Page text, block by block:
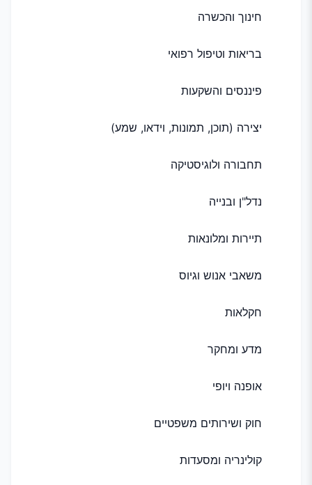
חינוך והכשרה
בריאות וטיפול רפואי
פיננסים והשקעות
יצירה (תוכן, תמונות, וידאו, שמע)
תחבורה ולוגיסטיקה
נדל"ן ובנייה
תיירות ומלונאות
משאבי אנוש וגיוס
חקלאות
מדע ומחקר
אופנה ויופי
חוק ושירותים משפטיים
קולינריה ומסעדות